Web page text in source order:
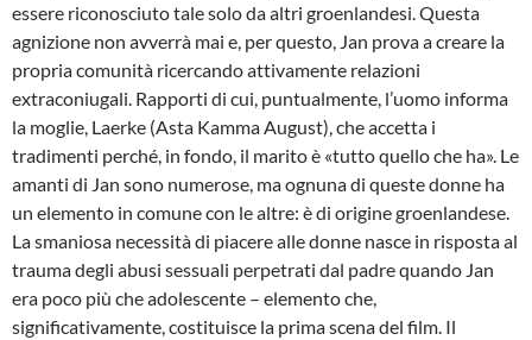
essere riconosciuto tale solo da altri groenlandesi. Questa
agnizione non avverrà mai e, per questo, Jan prova a creare la
propria comunità ricercando attivamente relazioni
extraconiugali. Rapporti di cui, puntualmente, l’uomo informa
la moglie, Laerke (Asta Kamma August), che accetta i
tradimenti perché, in fondo, il marito è «tutto quello che ha». Le
amanti di Jan sono numerose, ma ognuna di queste donne ha
un elemento in comune con le altre: è di origine groenlandese.
La smaniosa necessità di piacere alle donne nasce in risposta al
trauma degli abusi sessuali perpetrati dal padre quando Jan
era poco più che adolescente – elemento che,
significativamente, costituisce la prima scena del film. Il